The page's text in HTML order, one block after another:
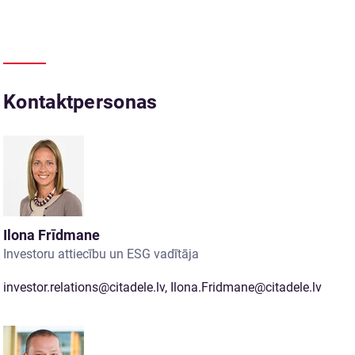
Kontaktpersonas
Ilona Frīdmane
Investoru attiecību un ESG vadītāja
investor.relations@citadele.lv, Ilona.Fridmane@citadele.lv